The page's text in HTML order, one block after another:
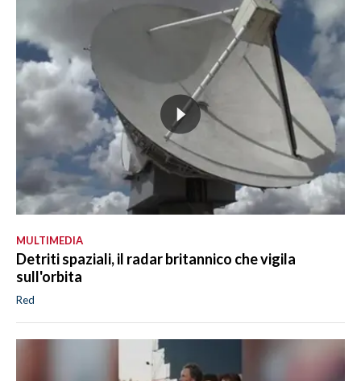
MULTIMEDIA
Detriti spaziali, il radar britannico che vigila
sull'orbita
Red